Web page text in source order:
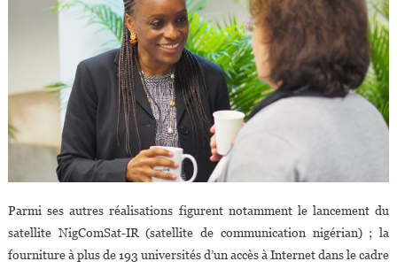
Parmi ses autres réalisations figurent notamment le lancement du
satellite NigComSat-IR (satellite de communication nigérian) ; la
fourniture à plus de 193 universités d’un accès à Internet dans le cadre